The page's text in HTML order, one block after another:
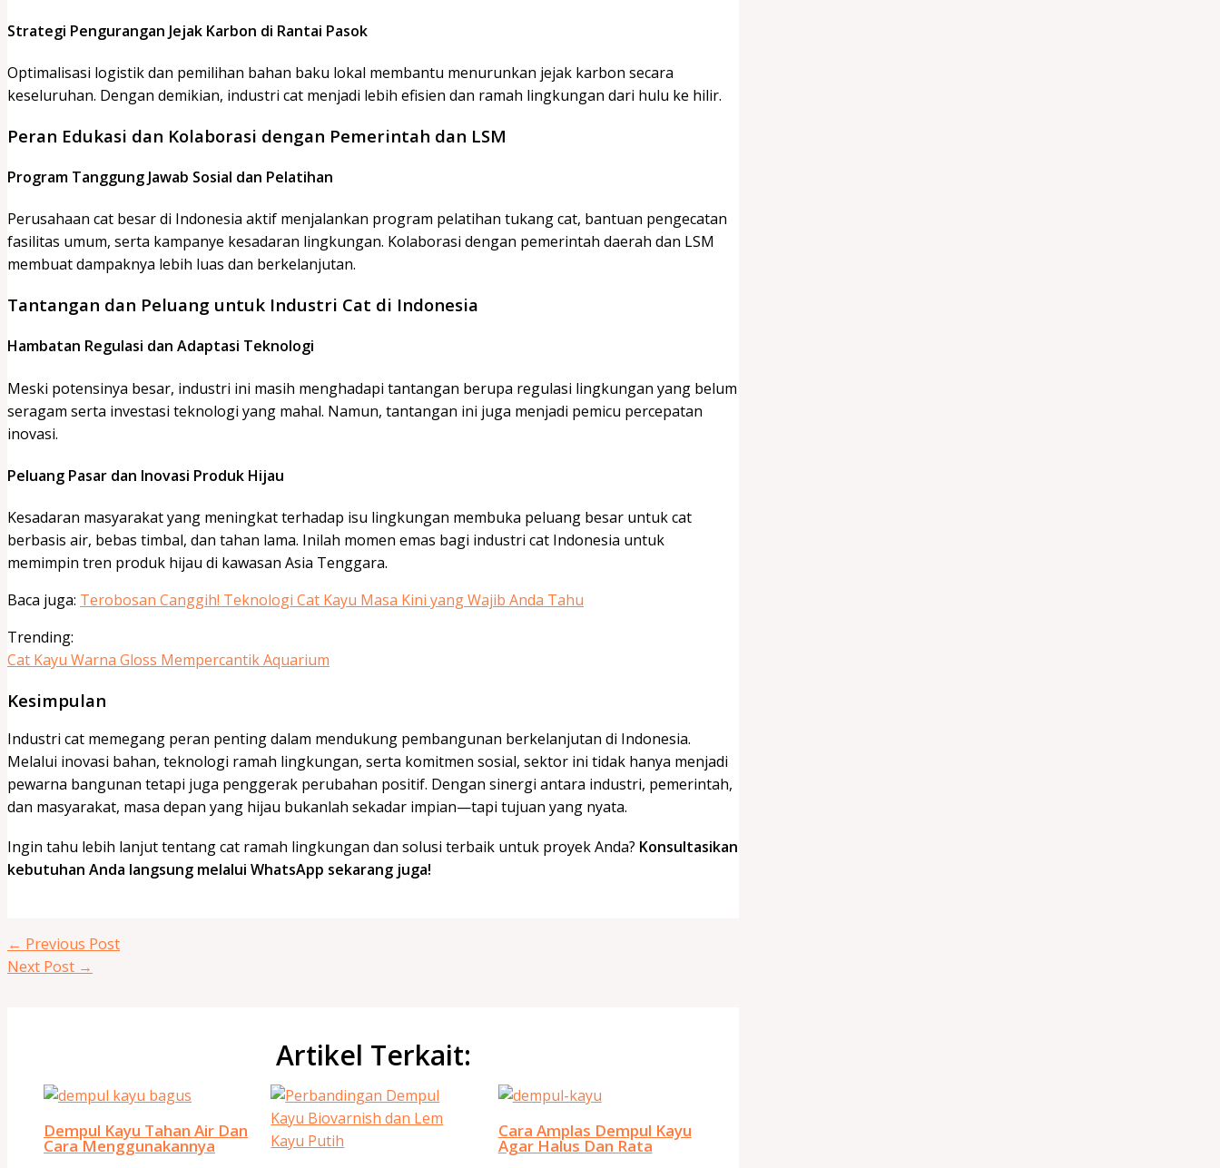
Strategi Pengurangan Jejak Karbon di Rantai Pasok
Optimalisasi logistik dan pemilihan bahan baku lokal membantu menurunkan jejak karbon secara
keseluruhan. Dengan demikian, industri cat menjadi lebih efisien dan ramah lingkungan dari hulu ke hilir.
Peran Edukasi dan Kolaborasi dengan Pemerintah dan LSM
Program Tanggung Jawab Sosial dan Pelatihan
Perusahaan cat besar di Indonesia aktif menjalankan program pelatihan tukang cat, bantuan pengecatan
fasilitas umum, serta kampanye kesadaran lingkungan. Kolaborasi dengan pemerintah daerah dan LSM
membuat dampaknya lebih luas dan berkelanjutan.
Tantangan dan Peluang untuk Industri Cat di Indonesia
Hambatan Regulasi dan Adaptasi Teknologi
Meski potensinya besar, industri ini masih menghadapi tantangan berupa regulasi lingkungan yang belum
seragam serta investasi teknologi yang mahal. Namun, tantangan ini juga menjadi pemicu percepatan
inovasi.
Peluang Pasar dan Inovasi Produk Hijau
Kesadaran masyarakat yang meningkat terhadap isu lingkungan membuka peluang besar untuk cat
berbasis air, bebas timbal, dan tahan lama. Inilah momen emas bagi industri cat Indonesia untuk
memimpin tren produk hijau di kawasan Asia Tenggara.
Baca juga: Terobosan Canggih! Teknologi Cat Kayu Masa Kini yang Wajib Anda Tahu
Trending:
Cat Kayu Warna Gloss Mempercantik Aquarium
Kesimpulan
Industri cat memegang peran penting dalam mendukung pembangunan berkelanjutan di Indonesia.
Melalui inovasi bahan, teknologi ramah lingkungan, serta komitmen sosial, sektor ini tidak hanya menjadi
pewarna bangunan tetapi juga penggerak perubahan positif. Dengan sinergi antara industri, pemerintah,
dan masyarakat, masa depan yang hijau bukanlah sekadar impian—tapi tujuan yang nyata.
Ingin tahu lebih lanjut tentang cat ramah lingkungan dan solusi terbaik untuk proyek Anda? Konsultasikan
kebutuhan Anda langsung melalui WhatsApp sekarang juga!
← Previous Post
Next Post →
Artikel Terkait:
Dempul Kayu Tahan Air Dan
Cara Menggunakannya
Cara Amplas Dempul Kayu
Agar Halus Dan Rata